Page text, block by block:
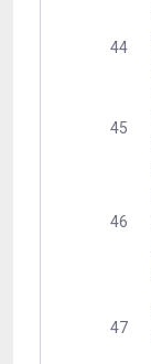
44
45
46
47